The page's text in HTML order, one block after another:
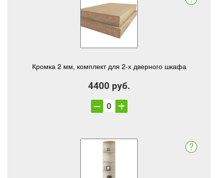
Кромка 2 мм, комплект для 2-х дверного шкафа
4400 руб.